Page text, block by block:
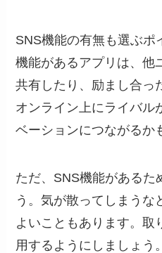
SNS機能の有無も選ぶポ
機能があるアプリは、他
共有したり、励まし合っ
オンライン上にライバル
ベーションにつながるか
ただ、SNS機能があるた
う。気が散ってしまうな
よいこともあります。取
用するようにしましょう。